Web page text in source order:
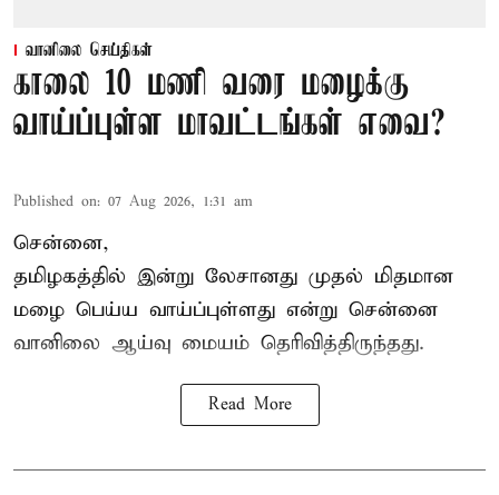
வானிலை செய்திகள்
காலை 10 மணி வரை மழைக்கு
வாய்ப்புள்ள மாவட்டங்கள் எவை?
Published on: 07 Aug 2026, 1:31 am
சென்னை,
தமிழகத்தில் இன்று லேசானது முதல் மிதமான
மழை பெய்ய வாய்ப்புள்ளது என்று சென்னை
வானிலை ஆய்வு மையம் தெரிவித்திருந்தது.
Read More